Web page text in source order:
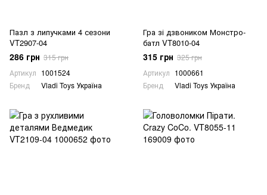
Пазл з липучками 4 сезони
VT2907-04
286 грн 315 грн
Артикул 1001524
Бренд
Vladi Toys Україна
Гра зі дзвоником Монстро-
батл VT8010-04
315 грн 325 грн
Артикул 1000661
Бренд
Vladi Toys Україна